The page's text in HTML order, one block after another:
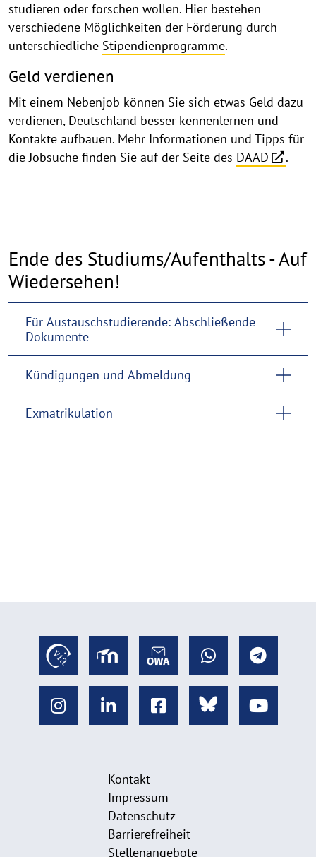
studieren oder forschen wollen. Hier bestehen
verschiedene Möglichkeiten der Förderung durch
unterschiedliche Stipendienprogramme.
Geld verdienen
Mit einem Nebenjob können Sie sich etwas Geld dazu
verdienen, Deutschland besser kennenlernen und
Kontakte aufbauen. Mehr Informationen und Tipps für
die Jobsuche finden Sie auf der Seite des DAAD .
Ende des Studiums/Aufenthalts - Auf
Wiedersehen!
Für Austauschstudierende: Abschließende
Dokumente
Kündigungen und Abmeldung
Exmatrikulation
Kontakt
Impressum
Datenschutz
Barrierefreiheit
Stellenangebote